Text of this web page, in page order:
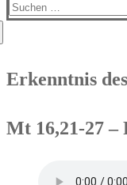
Suchen
Erkenntnis
Mt 16,21-27 –